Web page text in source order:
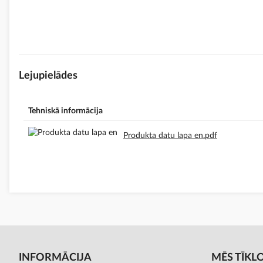
Lejupielādes
Tehniskā informācija
Produkta datu lapa en.pdf
INFORMĀCIJA MĒS